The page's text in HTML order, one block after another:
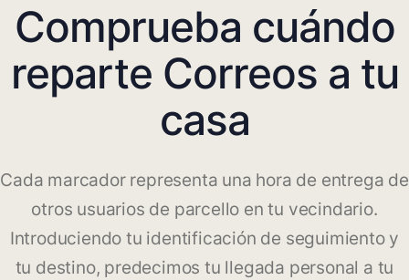
Comprueba cuándo
reparte Correos a tu
casa
Cada marcador representa una hora de entrega de
otros usuarios de parcello en tu vecindario.
Introduciendo tu identificación de seguimiento y
tu destino, predecimos tu llegada personal a tu